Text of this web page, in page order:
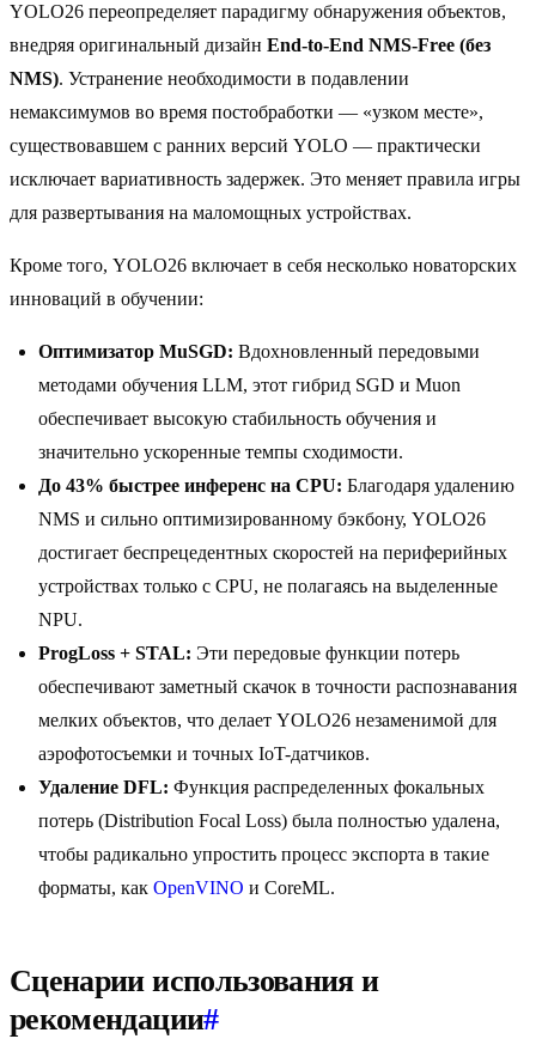
YOLO26 переопределяет парадигму обнаружения объектов,
внедряя оригинальный дизайн End-to-End NMS-Free (без
NMS). Устранение необходимости в подавлении
немаксимумов во время постобработки — «узком месте»,
существовавшем с ранних версий YOLO — практически
исключает вариативность задержек. Это меняет правила игры
для развертывания на маломощных устройствах.
Кроме того, YOLO26 включает в себя несколько новаторских
инноваций в обучении:
Оптимизатор MuSGD: Вдохновленный передовыми
методами обучения LLM, этот гибрид SGD и Muon
обеспечивает высокую стабильность обучения и
значительно ускоренные темпы сходимости.
До 43% быстрее инференс на CPU: Благодаря удалению
NMS и сильно оптимизированному бэкбону, YOLO26
достигает беспрецедентных скоростей на периферийных
устройствах только с CPU, не полагаясь на выделенные
NPU.
ProgLoss + STAL: Эти передовые функции потерь
обеспечивают заметный скачок в точности распознавания
мелких объектов, что делает YOLO26 незаменимой для
аэрофотосъемки и точных IoT-датчиков.
Удаление DFL: Функция распределенных фокальных
потерь (Distribution Focal Loss) была полностью удалена,
чтобы радикально упростить процесс экспорта в такие
форматы, как OpenVINO и CoreML.
Сценарии использования и
рекомендации#